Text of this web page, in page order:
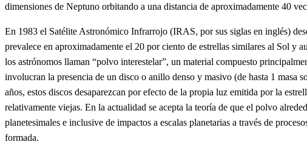
dimensiones de Neptuno orbitando a una distancia de aproximadamente 40
En 1983 el Satélite Astronómico Infrarrojo (IRAS, por sus siglas en inglés)
prevalece en aproximadamente el 20 por ciento de estrellas similares al Sol y
los astrónomos llaman “polvo interestelar”, un material compuesto
involucran la presencia de un disco o anillo denso y masivo (de hasta 1 masa
años, estos discos desaparezcan por efecto de la propia luz emitida por la
relativamente viejas. En la actualidad se acepta la teoría de que el polvo
planetesimales e inclusive de impactos a escalas planetarias a través de
formada.